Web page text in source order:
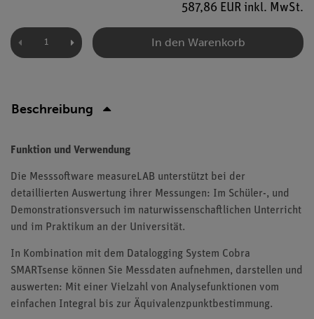
587,86 EUR inkl. MwSt.
In den Warenkorb
Beschreibung
Funktion und Verwendung
Die Messsoftware measureLAB unterstützt bei der
detaillierten Auswertung ihrer Messungen: Im Schüler-, und
Demonstrationsversuch im naturwissenschaftlichen Unterricht
und im Praktikum an der Universität.
In Kombination mit dem Datalogging System Cobra
SMARTsense können Sie Messdaten aufnehmen, darstellen und
auswerten: Mit einer Vielzahl von Analysefunktionen vom
einfachen Integral bis zur Äquivalenzpunktbestimmung.